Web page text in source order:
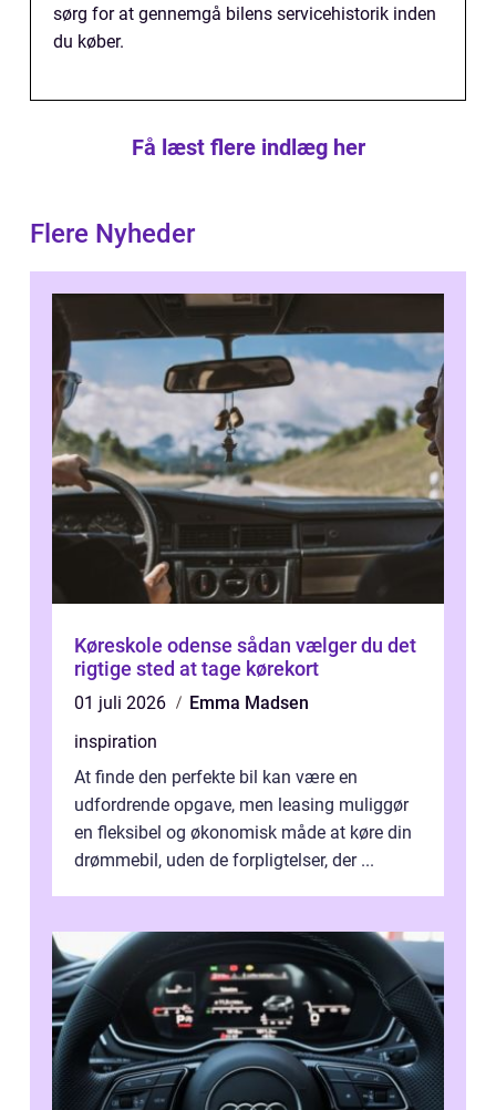
sørg for at gennemgå bilens servicehistorik inden
du køber.
Få læst flere indlæg her
Flere Nyheder
Køreskole odense sådan vælger du det
rigtige sted at tage kørekort
01 juli 2026
Emma Madsen
inspiration
At finde den perfekte bil kan være en
udfordrende opgave, men leasing muliggør
en fleksibel og økonomisk måde at køre din
drømmebil, uden de forpligtelser, der ...